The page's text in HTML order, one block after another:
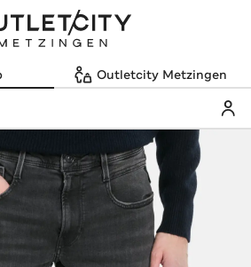
Outletcity Metzingen